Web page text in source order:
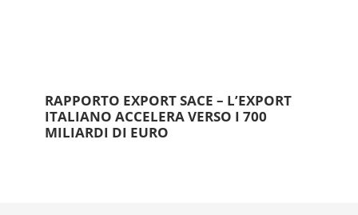
RAPPORTO EXPORT SACE – L’EXPORT
ITALIANO ACCELERA VERSO I 700
MILIARDI DI EURO